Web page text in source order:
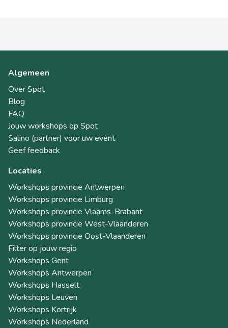
Algemeen
Over Spot
Blog
FAQ
Jouw workshops op Spot
Salino (partner) voor uw event
Geef feedback
Locaties
Workshops provincie Antwerpen
Workshops provincie Limburg
Workshops provincie Vlaams-Brabant
Workshops provincie West-Vlaanderen
Workshops provincie Oost-Vlaanderen
Filter op jouw regio
Workshops Gent
Workshops Antwerpen
Workshops Hasselt
Workshops Leuven
Workshops Kortrijk
Workshops Nederland